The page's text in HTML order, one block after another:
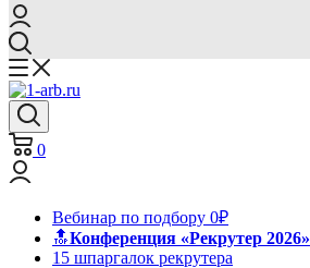
0
Вебинар по подбору 0₽
🔝Конференция «Рекрутер 2026»
15 шпаргалок рекрутера